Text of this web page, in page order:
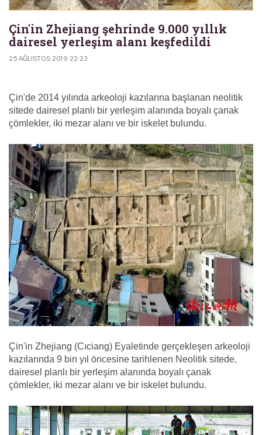
Çin'in Zhejiang şehrinde 9.000 yıllık
dairesel yerleşim alanı keşfedildi
25 AĞUSTOS 2019 22:23
Çin'de 2014 yılında arkeoloji kazılarına başlanan neolitik
sitede dairesel planlı bir yerleşim alanında boyalı çanak
çömlekler, iki mezar alanı ve bir iskelet bulundu.
Çin'in Zhejiang (Cıciang) Eyaletinde gerçekleşen arkeoloji
kazılarında 9 bin yıl öncesine tarihlenen Neolitik sitede,
dairesel planlı bir yerleşim alanında boyalı çanak
çömlekler, iki mezar alanı ve bir iskelet bulundu.